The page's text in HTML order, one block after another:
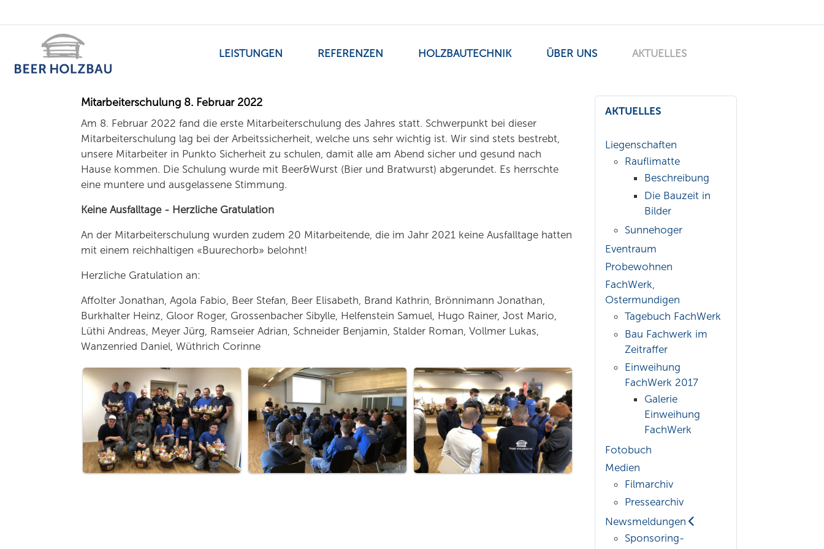
LEISTUNGEN REFERENZEN HOLZBAUTECHNIK ÜBER UNS AKTUELLES
Mitarbeiterschulung 8. Februar 2022
Am 8. Februar 2022 fand die erste Mitarbeiterschulung des Jahres statt. Schwerpunkt bei dieser
Mitarbeiterschulung lag bei der Arbeitssicherheit, welche uns sehr wichtig ist. Wir sind stets bestrebt,
unsere Mitarbeiter in Punkto Sicherheit zu schulen, damit alle am Abend sicher und gesund nach
Hause kommen. Die Schulung wurde mit Beer&Wurst (Bier und Bratwurst) abgerundet. Es herrschte
eine muntere und ausgelassene Stimmung.
Keine Ausfalltage - Herzliche Gratulation
An der Mitarbeiterschulung wurden zudem 20 Mitarbeitende, die im Jahr 2021 keine Ausfalltage hatten
mit einem reichhaltigen «Buurechorb» belohnt!
Herzliche Gratulation an:
Affolter Jonathan, Agola Fabio, Beer Stefan, Beer Elisabeth, Brand Kathrin, Brönnimann Jonathan,
Burkhalter Heinz, Gloor Roger, Grossenbacher Sibylle, Helfenstein Samuel, Hugo Rainer, Jost Mario,
Lüthi Andreas, Meyer Jürg, Ramseier Adrian, Schneider Benjamin, Stalder Roman, Vollmer Lukas,
Wanzenried Daniel, Wüthrich Corinne
AKTUELLES
Liegenschaften
Rauflimatte
Beschreibung
Die Bauzeit in
Bilder
Sunnehoger
Eventraum
Probewohnen
FachWerk,
Ostermundigen
Tagebuch FachWerk
Bau Fachwerk im
Zeitraffer
Einweihung
FachWerk 2017
Galerie
Einweihung
FachWerk
Fotobuch
Medien
Filmarchiv
Pressearchiv
Newsmeldungen
Sponsoring-